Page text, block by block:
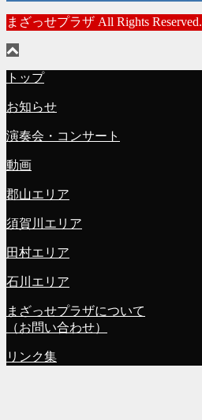
まざっせプラザ All Rights Reserved.
トップ
お知らせ
演奏会・コンサート
動画
郡山エリア
須賀川エリア
田村エリア
石川エリア
まざっせプラザについて
（お問い合わせ）
リンク集